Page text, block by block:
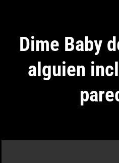
Dime Baby
alguien